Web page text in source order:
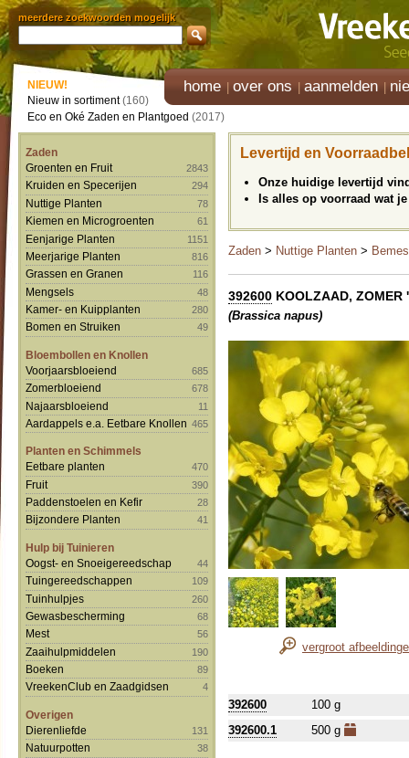
meerdere zoekwoorden mogelijk
home over ons aanmelden
NIEUW!
Nieuw in sortiment(160)
Eco en Oké Zaden en Plantgoed (2017)
Zaden
Groenten en Fruit
2843
Kruiden en Specerijen 294
Nuttige Planten 78
Kiemen en Microgroenten 61
Eenjarige Planten 1151
Meerjarige Planten 816
Grassen en Granen 116
Mengsels 48
Kamer- en Kuipplanten 280
Bomen en Struiken 49
Bloembollen en Knollen
Voorjaarsbloeiend
685
Zomerbloeiend 678
Najaarsbloeiend 11
Aardappels e.a. Eetbare Knollen 465
Planten en Schimmels
Eetbare planten
470
Fruit 390
Paddenstoelen en Kefir 28
Bijzondere Planten 41
Hulp bij Tuinieren
Oogst- en Snoeigereedschap
44
Tuingereedschappen 109
Tuinhulpjes 260
Gewasbescherming 68
Mest 56
Zaaihulpmiddelen 190
Boeken 89
VreekenClub en Zaadgidsen 4
Overigen
Dierenliefde
131
Natuurpotten 38
Levertijd en
Onze huidige levertijd
Is alles op voorraad wat
Zaden > Nuttige Planten >
392600 KOOLZAAD,
(Brassica napus)
vergroot
392600
100 g
392600.1
500 g